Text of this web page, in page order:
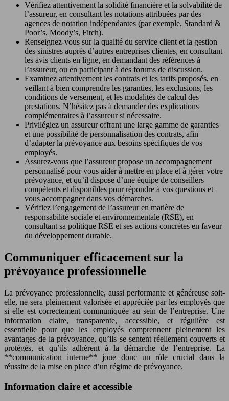
Vérifiez attentivement la solidité financière et la solvabilité de
l’assureur, en consultant les notations attribuées par des
agences de notation indépendantes (par exemple, Standard &
Poor’s, Moody’s, Fitch).
Renseignez-vous sur la qualité du service client et la gestion
des sinistres auprès d’autres entreprises clientes, en consultant
les avis clients en ligne, en demandant des références à
l’assureur, ou en participant à des forums de discussion.
Examinez attentivement les contrats et les tarifs proposés, en
veillant à bien comprendre les garanties, les exclusions, les
conditions de versement, et les modalités de calcul des
prestations. N’hésitez pas à demander des explications
complémentaires à l’assureur si nécessaire.
Privilégiez un assureur offrant une large gamme de garanties
et une possibilité de personnalisation des contrats, afin
d’adapter la prévoyance aux besoins spécifiques de vos
employés.
Assurez-vous que l’assureur propose un accompagnement
personnalisé pour vous aider à mettre en place et à gérer votre
prévoyance, et qu’il dispose d’une équipe de conseillers
compétents et disponibles pour répondre à vos questions et
vous accompagner dans vos démarches.
Vérifiez l’engagement de l’assureur en matière de
responsabilité sociale et environnementale (RSE), en
consultant sa politique RSE et ses actions concrètes en faveur
du développement durable.
Communiquer efficacement sur la
prévoyance professionnelle
La prévoyance professionnelle, aussi performante et généreuse soit-
elle, ne sera pleinement valorisée et appréciée par les employés que
si elle est correctement communiquée au sein de l’entreprise. Une
information claire, transparente, accessible, et régulière est
essentielle pour que les employés comprennent pleinement les
avantages de la prévoyance, qu’ils se sentent réellement couverts et
protégés, et qu’ils adhèrent à la démarche de l’entreprise. La
**communication interne** joue donc un rôle crucial dans la
réussite de la mise en place d’un régime de prévoyance.
Information claire et accessible